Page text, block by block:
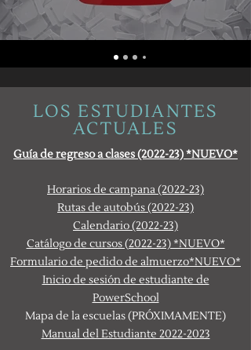
LOS ESTUDIANTES
ACTUALES
Guía de regreso a clases (2022-23) *NUEVO*
Horarios de campana (2022-23)
Rutas de autobús (2022-23)
Calendario (2022-23)
Catálogo de cursos (2022-23) *NUEVO*
Formulario de pedido de almuerzo*NUEVO*
Inicio de sesión de estudiante de
PowerSchool
Mapa de la escuelas (PRÓXIMAMENTE)
Manual del Estudiante 2022-2023